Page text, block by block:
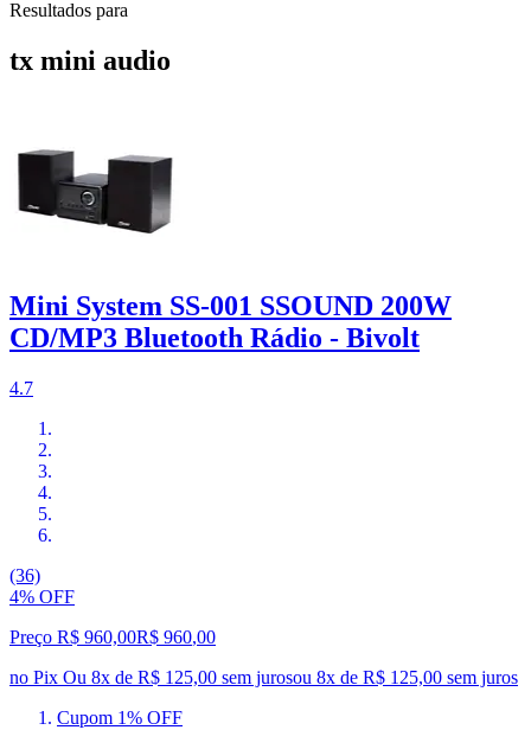
Resultados para
tx mini audio
Mini System SS-001 SSOUND 200W
CD/MP3 Bluetooth Rádio - Bivolt
4.7
(36)
4% OFF
Preço R$ 960,00R$ 960,00
no Pix Ou 8x de R$ 125,00 sem jurosou 8x de R$ 125,00 sem juros
Cupom 1% OFF